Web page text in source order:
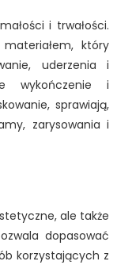
i trwałości.
który
uderzenia i
wykończenie i
sprawiają,
zarysowania i
ale także
dopasować
korzystających z